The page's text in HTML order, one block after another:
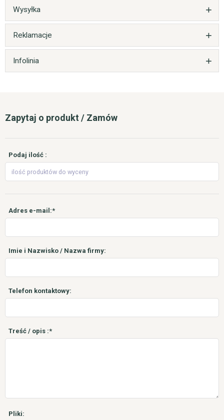
Wysyłka
Reklamacje
Infolinia
Zapytaj o produkt / Zamów
Podaj ilość :
Adres e-mail:*
Imie i Nazwisko / Nazwa firmy:
Telefon kontaktowy:
Treść / opis :*
Pliki: